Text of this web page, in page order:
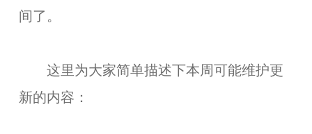
间了。
这里为大家简单描述下本周可能维护更
新的内容：